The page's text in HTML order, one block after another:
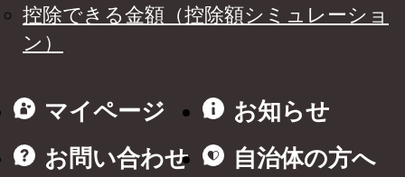
控除できる金額（控除額シミュレーショ
ン）
マイページ
お知らせ
お問い合わせ
自治体の方へ